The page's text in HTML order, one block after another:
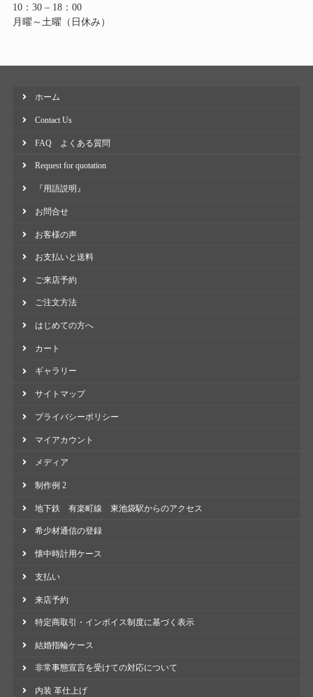
10：30 – 18：00
月曜～土曜（日休み）
ホーム
Contact Us
FAQ よくある質問
Request for quotation
『用語説明』
お問合せ
お客様の声
お支払いと送料
ご来店予約
ご注文方法
はじめての方へ
カート
ギャラリー
サイトマップ
プライバシーポリシー
マイアカウント
メディア
制作例 2
地下鉄 有楽町線 東池袋駅からのアクセス
希少材通信の登録
懐中時計用ケース
支払い
来店予約
特定商取引・インボイス制度に基づく表示
結婚指輪ケース
非常事態宣言を受けての対応について
内装 革仕上げ